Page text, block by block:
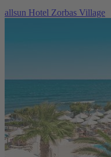
allsun Hotel Zorbas Village